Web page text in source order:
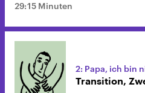
29:15 Minuten
2: Papa, ich bin
Transition,